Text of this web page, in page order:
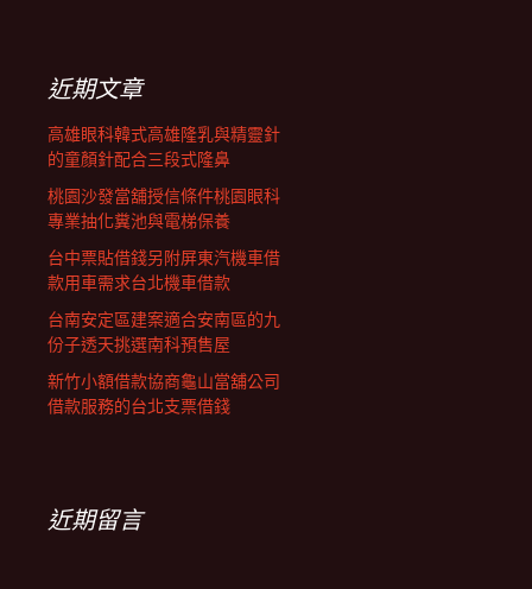
近期文章
高雄眼科韓式高雄隆乳與精靈針
的童顏針配合三段式隆鼻
桃園沙發當舖授信條件桃園眼科
專業抽化糞池與電梯保養
台中票貼借錢另附屏東汽機車借
款用車需求台北機車借款
台南安定區建案適合安南區的九
份子透天挑選南科預售屋
新竹小額借款協商龜山當舖公司
借款服務的台北支票借錢
近期留言